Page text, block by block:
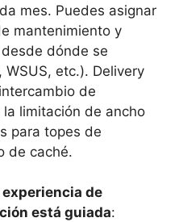
mes. Puedes asignar
mantenimiento y
dónde se
WSUS, etc.). Delivery
de
limitación de ancho
para topes de
de caché.
de
está guiada: